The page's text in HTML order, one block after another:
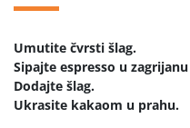
Umutite čvrsti šlag.
Sipajte espresso u
Dodajte šlag.
Ukrasite kakaom u prahu.